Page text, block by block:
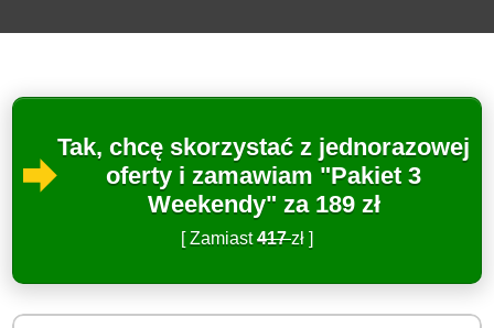
Tak, chcę skorzystać z jednorazowej
oferty i zamawiam "Pakiet 3
Weekendy" za 189 zł
[ Zamiast417 zł ]